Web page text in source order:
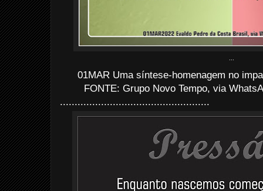
01MAR Uma síntese-homenagem no
FONTE: Grupo Novo Tempo, via
...................................................